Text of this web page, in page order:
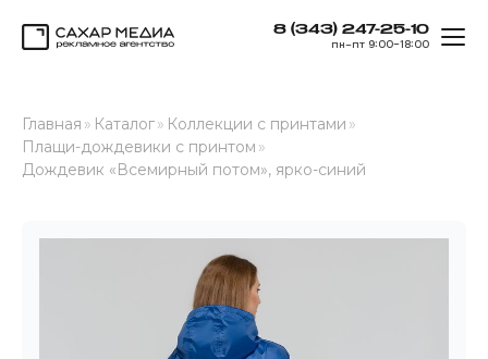
8 (343) 247-25-10
пн–пт 9:00–18:00
Главная » Каталог» Коллекции с принтами »
Плащи-дождевики с принтом »
Дождевик «Всемирный потом», ярко-синий